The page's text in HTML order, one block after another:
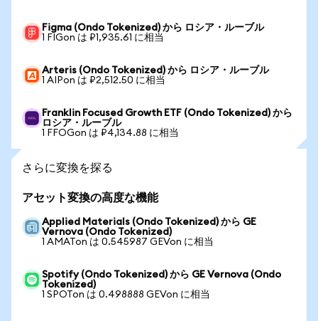
Figma (Ondo Tokenized) から ロシア・ルーブル
1 FIGon は ₽1,935.61 に相当
Arteris (Ondo Tokenized) から ロシア・ルーブル
1 AIPon は ₽2,512.50 に相当
Franklin Focused Growth ETF (Ondo Tokenized) から
ロシア・ルーブル
1 FFOGon は ₽4,134.88 に相当
さらに変換を探る
アセット変換の高度な機能
Applied Materials (Ondo Tokenized) から GE
Vernova (Ondo Tokenized)
1 AMATon は 0.545987 GEVon に相当
Spotify (Ondo Tokenized) から GE Vernova (Ondo
Tokenized)
1 SPOTon は 0.498888 GEVon に相当